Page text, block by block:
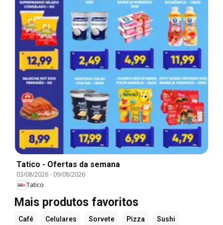
Tatico - Ofertas da semana
03/08/2026- 09/08/2026
Tatico
Mais produtos favoritos
Café Celulares Sorvete Pizza Sushi